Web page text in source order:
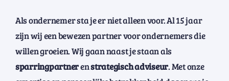
Als ondernemer sta je er niet alleen voor. Al 15 jaar
zijn wij een bewezen partner voor ondernemers die
willen groeien. Wij gaan naast je staan als
sparringpartnerenstrategisch adviseur. Met onze